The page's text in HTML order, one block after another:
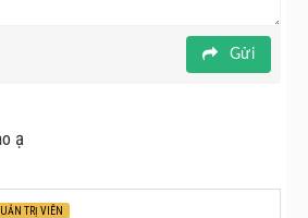
hiện trong buổi họp báo tối 22/08
Gửi
ạ
TRỊ VIÊN